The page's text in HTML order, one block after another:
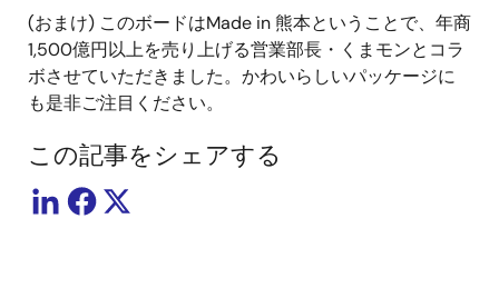
(おまけ) このボードはMade in 熊本ということで、年商
1,500億円以上を売り上げる営業部長・くまモンとコラ
ボさせていただきました。かわいらしいパッケージに
も是非ご注目ください。
この記事をシェアする